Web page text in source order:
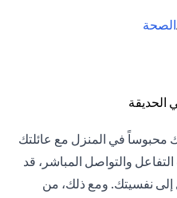
الصحة
في المنزل مع عائلتك
والتواصل المباشر، قد
إلى نفسيتك. ومع ذلك، من